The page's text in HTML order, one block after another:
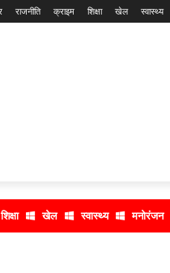
राजनीति क्राइम शिक्षा खेल स्वास्थ्य
शिक्षा खेल स्वास्थ्य मनोरंजन